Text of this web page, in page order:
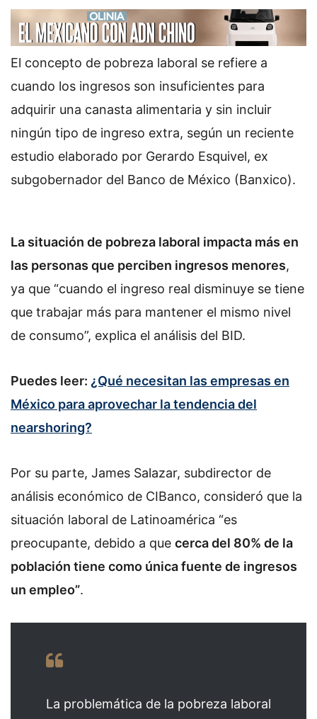
El concepto de pobreza laboral se refiere a
cuando los ingresos son insuficientes para
adquirir una canasta alimentaria y sin incluir
ningún tipo de ingreso extra, según un reciente
estudio elaborado por Gerardo Esquivel, ex
subgobernador del Banco de México (Banxico).
La situación de pobreza laboral impacta más en
las personas que perciben ingresos menores,
ya que “cuando el ingreso real disminuye se tiene
que trabajar más para mantener el mismo nivel
de consumo”, explica el análisis del BID.
Puedes leer: ¿Qué necesitan las empresas en
México para aprovechar la tendencia del
nearshoring?
Por su parte, James Salazar, subdirector de
análisis económico de CIBanco, consideró que la
situación laboral de Latinoamérica “es
preocupante, debido a que cerca del 80% de la
población tiene como única fuente de ingresos
un empleo”.
La problemática de la pobreza laboral